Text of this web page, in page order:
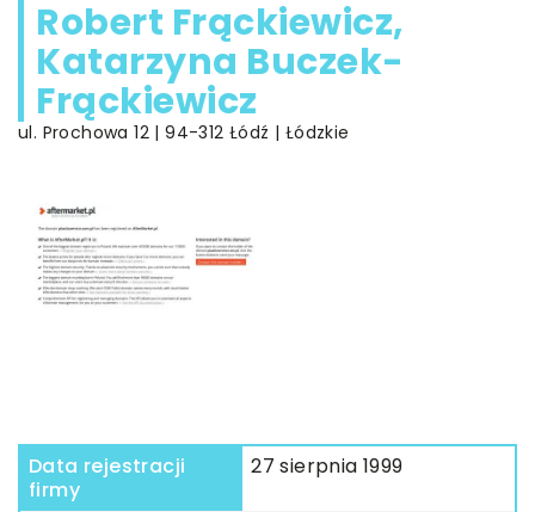
Robert Frąckiewicz,
Katarzyna Buczek-
Frąckiewicz
ul. Prochowa 12 | 94-312 Łódź | Łódzkie
Data rejestracji
firmy
27 sierpnia 1999